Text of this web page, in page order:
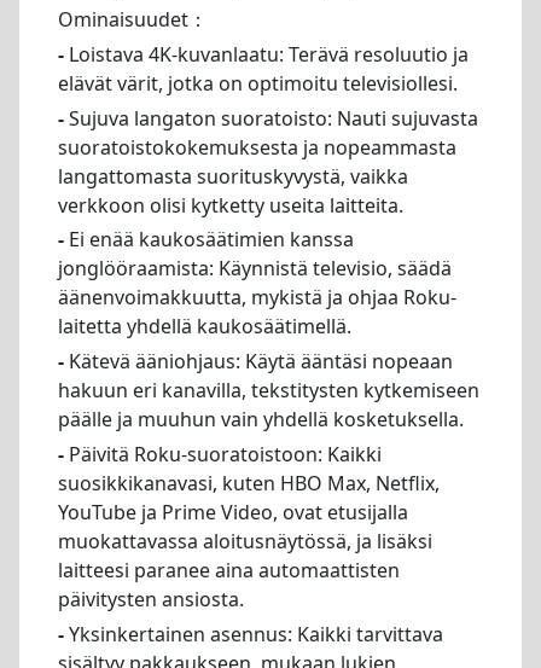
Ominaisuudet：
- Loistava 4K-kuvanlaatu: Terävä resoluutio ja
elävät värit, jotka on optimoitu televisiollesi.
-Sujuva langaton suoratoisto: Nauti sujuvasta
suoratoistokokemuksesta ja nopeammasta
langattomasta suorituskyvystä, vaikka
verkkoon olisi kytketty useita laitteita.
- Ei enää kaukosäätimien kanssa
jonglööraamista: Käynnistä televisio, säädä
äänenvoimakkuutta, mykistä ja ohjaa Roku-
laitetta yhdellä kaukosäätimellä.
- Kätevä ääniohjaus: Käytä ääntäsi nopeaan
hakuun eri kanavilla, tekstitysten kytkemiseen
päälle ja muuhun vain yhdellä kosketuksella.
- Päivitä Roku-suoratoistoon: Kaikki
suosikkikanavasi, kuten HBO Max, Netflix,
YouTube ja Prime Video, ovat etusijalla
muokattavassa aloitusnäytössä, ja lisäksi
laitteesi paranee aina automaattisten
päivitysten ansiosta.
-Yksinkertainen asennus: Kaikki tarvittava